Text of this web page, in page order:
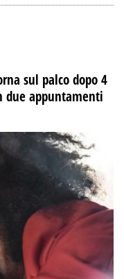
sul palco dopo 4
due appuntamenti